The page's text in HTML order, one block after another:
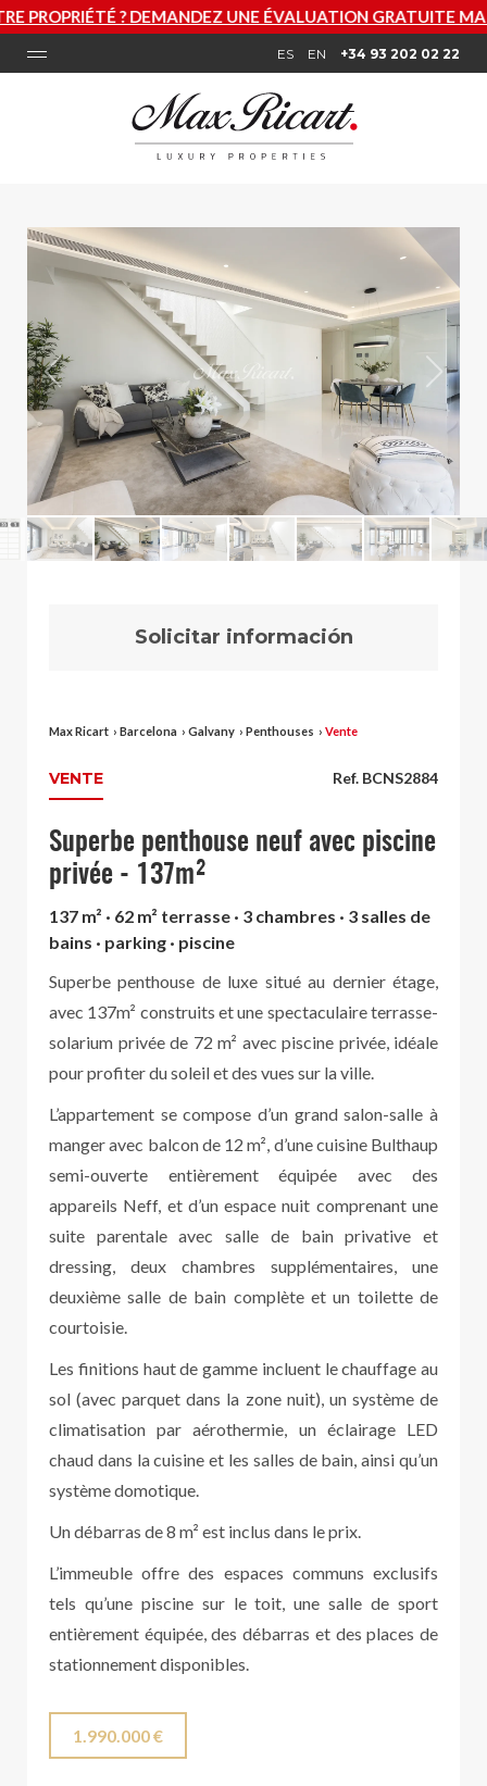
UNE ÉVALUATION GRATUITE MAINTENANT
ES EN +34 93 202 02 22
Solicitar información
Max Ricart › Barcelona › Galvany › Penthouses › Vente
VENTE Ref. BCNS2884
Superbe penthouse neuf avec piscine
privée - 137m²
137 m² · 62 m² terrasse · 3 chambres · 3 salles de
bains · parking · piscine
Superbe penthouse de luxe situé au dernier étage,
avec 137m² construits et une spectaculaire terrasse-
solarium privée de 72 m² avec piscine privée, idéale
pour profiter du soleil et des vues sur la ville.
L’appartement se compose d’un grand salon-salle à
manger avec balcon de 12 m², d’une cuisine Bulthaup
semi-ouverte entièrement équipée avec des
appareils Neff, et d’un espace nuit comprenant une
suite parentale avec salle de bain privative et
dressing, deux chambres supplémentaires, une
deuxième salle de bain complète et un toilette de
courtoisie.
Les finitions haut de gamme incluent le chauffage au
sol (avec parquet dans la zone nuit), un système de
climatisation par aérothermie, un éclairage LED
chaud dans la cuisine et les salles de bain, ainsi qu’un
système domotique.
Un débarras de 8 m² est inclus dans le prix.
L’immeuble offre des espaces communs exclusifs
tels qu’une piscine sur le toit, une salle de sport
entièrement équipée, des débarras et des places de
stationnement disponibles.
1.990.000 €